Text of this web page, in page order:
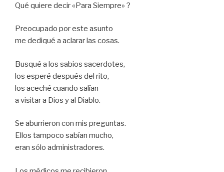
Qué quiere decir «Para Siempre» ?
Preocupado por este asunto
me dediqué a aclarar las cosas.
Busqué a los sabios sacerdotes,
los esperé después del rito,
los aceché cuando salían
a visitar a Dios y al Diablo.
Se aburrieron con mis preguntas.
Ellos tampoco sabían mucho,
eran sólo administradores.